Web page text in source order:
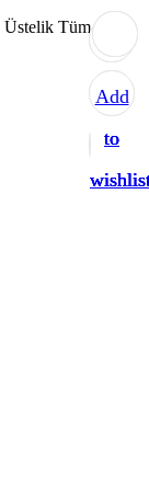
Üstelik Tüm
Add
to
Add
to
Add
to
Add
to